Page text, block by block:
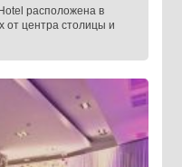
расположена в
от центра столицы и